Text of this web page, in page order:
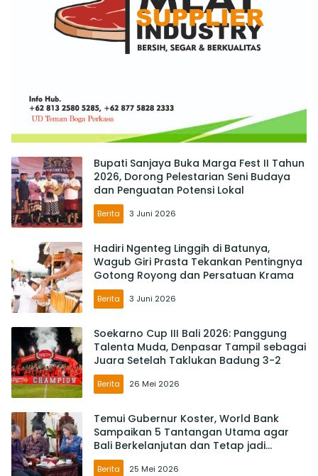
Bupati Sanjaya Buka Marga Fest II Tahun
2026, Dorong Pelestarian Seni Budaya
dan Penguatan Potensi Lokal
Berita 3 Juni 2026
Hadiri Ngenteg Linggih di Batunya,
Wagub Giri Prasta Tekankan Pentingnya
Gotong Royong dan Persatuan Krama
Berita 3 Juni 2026
Soekarno Cup III Bali 2026: Panggung
Talenta Muda, Denpasar Tampil sebagai
Juara Setelah Taklukan Badung 3-2
Berita 26 Mei 2026
Temui Gubernur Koster, World Bank
Sampaikan 5 Tantangan Utama agar
Bali Berkelanjutan dan Tetap jadi
Primadona
Berita 25 Mei 2026